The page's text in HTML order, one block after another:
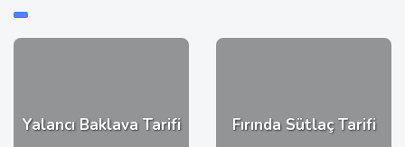
Yalancı Baklava Tarifi Fırında Sütlaç Tarifi